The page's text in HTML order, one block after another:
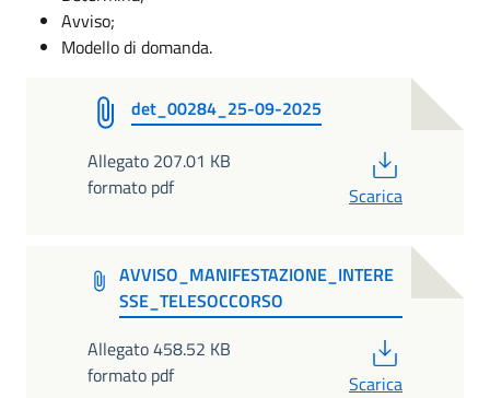
Avviso;
Modello di domanda.
det_00284_25-09-2025
Allegato 207.01 KB
formato pdf
Scarica
AVVISO_MANIFESTAZIONE_INTERE
SSE_TELESOCCORSO
Allegato 458.52 KB
formato pdf
Scarica